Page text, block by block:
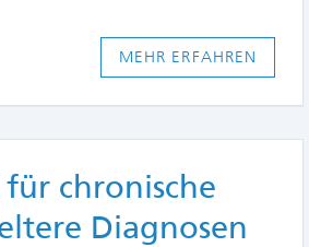
MEHR ERFAHREN
chronische
Diagnosen